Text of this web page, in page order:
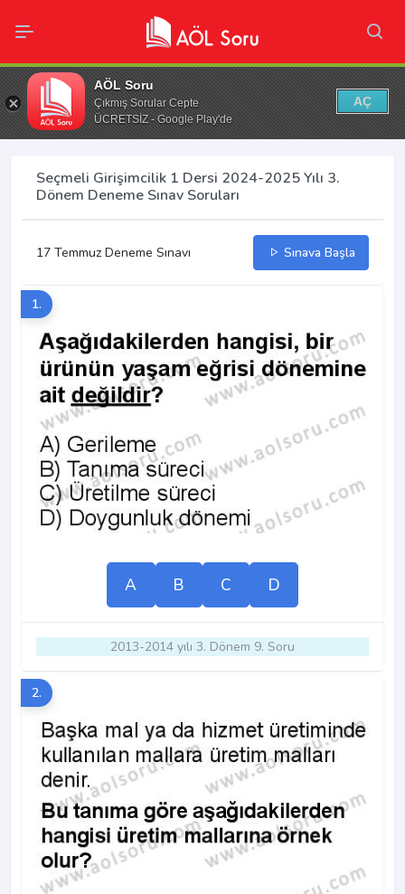
AÖL Soru
Çıkmış Sorular Cepte
ÜCRETSİZ - Google Play'de
AÇ
Seçmeli Girişimcilik 1 Dersi 2024-2025 Yılı 3.
Dönem Deneme Sınav Soruları
17 Temmuz Deneme Sınavı Sınava Başla
1.
A B C D
2013-2014 yılı 3. Dönem 9. Soru
2.